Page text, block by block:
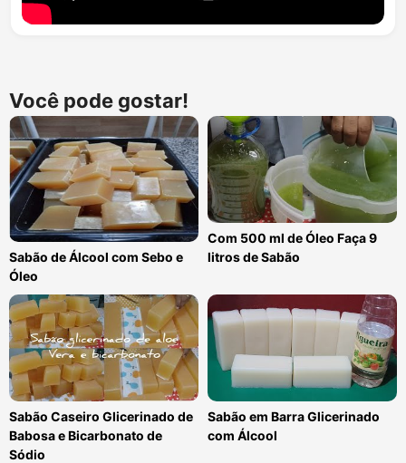
Você pode gostar!
Sabão de Álcool com Sebo e
Óleo
Com 500 ml de Óleo Faça 9
litros de Sabão
Sabão Caseiro Glicerinado de
Babosa e Bicarbonato de
Sódio
Sabão em Barra Glicerinado
com Álcool